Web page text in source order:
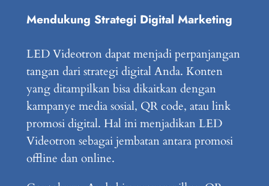
Mendukung Strategi Digital Marketing
LED Videotron dapat menjadi perpanjangan
tangan dari strategi digital Anda. Konten
yang ditampilkan bisa dikaitkan dengan
kampanye media sosial, QR code, atau link
promosi digital. Hal ini menjadikan LED
Videotron sebagai jembatan antara promosi
offline dan online.